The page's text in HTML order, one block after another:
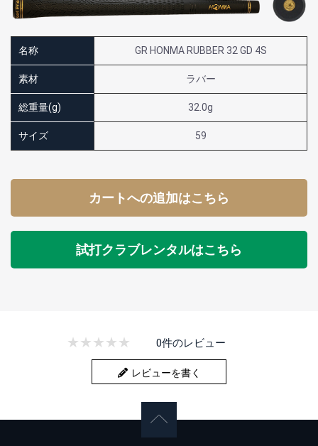
名称 GR HONMA RUBBER 32 GD 4S
素材 ラバー
総重量(g) 32.0g
サイズ 59
カートへの追加はこちら
試打クラブレンタルはこちら
0件のレビュー
レビューを書く